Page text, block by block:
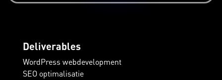
Deliverables
WordPress webdevelopment
SEO optimalisatie